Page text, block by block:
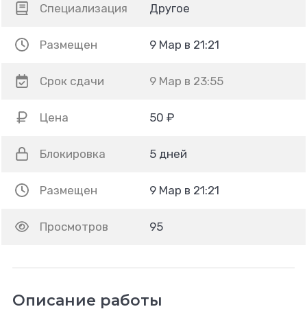
Специализация Другое
Размещен 9 Мар в 21:21
Срок сдачи 9 Мар в 23:55
Цена 50 ₽
Блокировка 5 дней
Размещен 9 Мар в 21:21
Просмотров 95
Описание работы